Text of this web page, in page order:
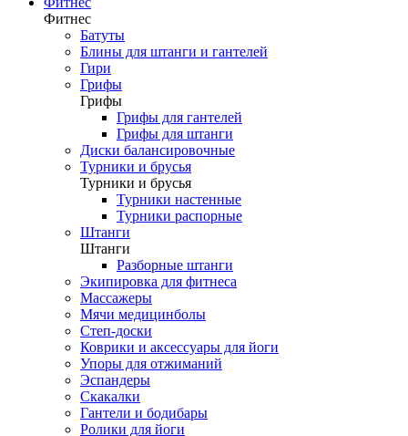
Фитнес
Батуты
Блины для штанги и гантелей
Гири
Грифы
Грифы
Грифы для гантелей
Грифы для штанги
Диски балансировочные
Турники и брусья
Турники и брусья
Турники настенные
Турники распорные
Штанги
Штанги
Разборные штанги
Экипировка для фитнеса
Массажеры
Мячи медицинболы
Степ-доски
Коврики и аксессуары для йоги
Упоры для отжиманий
Эспандеры
Скакалки
Гантели и бодибары
Ролики для йоги